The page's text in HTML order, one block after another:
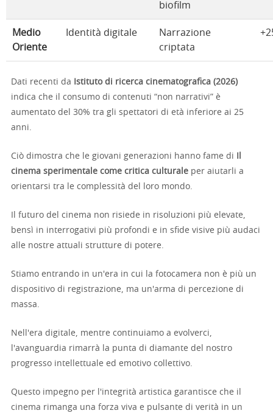
biofilm
Medio
Oriente
Identità digitale
Narrazione
criptata
Dati recenti da
Istituto di ricerca cinematografica (2026)
indica che il consumo di contenuti “non narrativi” è
aumentato del 30% tra gli spettatori di età inferiore ai 25
anni.
Ciò dimostra che le giovani generazioni hanno fame di
cinema sperimentale come critica culturale per aiutarli a
orientarsi tra le complessità del loro mondo.
Il futuro del cinema non risiede in risoluzioni più elevate,
bensì in interrogativi più profondi e in sfide visive più audaci
alle nostre attuali strutture di potere.
Stiamo entrando in un'era in cui la fotocamera non è più un
dispositivo di registrazione, ma un'arma di percezione di
massa.
Nell'era digitale, mentre continuiamo a evolverci,
l'avanguardia rimarrà la punta di diamante del nostro
progresso intellettuale ed emotivo collettivo.
Questo impegno per l'integrità artistica garantisce che il
cinema rimanga una forza viva e pulsante di verità in un